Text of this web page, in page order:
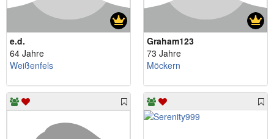
e.d.
64 Jahre
Weißenfels
Graham123
73 Jahre
Möckern